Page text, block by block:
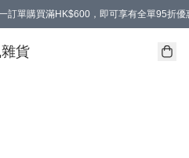
單購買滿HK$600，即可享有全單95折優
單消費購物滿HK$680(折扣後），可享有
貨